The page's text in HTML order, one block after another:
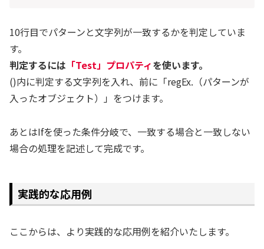
10行目でパターンと文字列が一致するかを判定していま
す。
判定するには 「Test」プロパティを使います。
()内に判定する文字列を入れ、前に「regEx.（パターンが
入ったオブジェクト）」をつけます。
あとはIfを使った条件分岐で、一致する場合と一致しない
場合の処理を記述して完成です。
実践的な応用例
ここからは、より実践的な応用例を紹介いたします。